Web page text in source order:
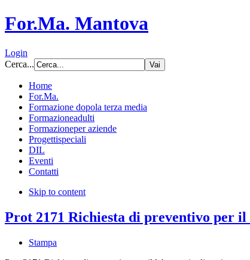
For.Ma. Mantova
Login
Cerca...
Home
For.Ma.
Formazione dopola terza media
Formazioneadulti
Formazioneper aziende
Progettispeciali
DIL
Eventi
Contatti
Skip to content
Prot 2171 Richiesta di preventivo per
Stampa